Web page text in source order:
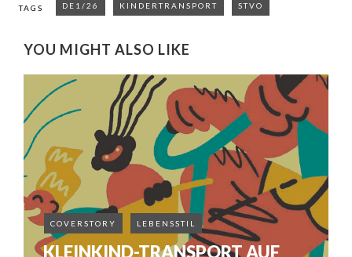
TAGS DE1/26 KINDERTRANSPORT STVO
YOU MIGHT ALSO LIKE
COVERSTORY LEBENSSTIL
KLEINKIND-TRANSPORT AUF